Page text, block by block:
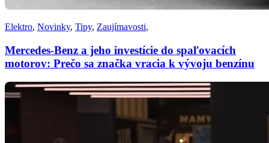
Elektro, Novinky, Tipy, Zaujímavosti,
Mercedes-Benz a jeho investície do spaľovacích
motorov: Prečo sa značka vracia k vývoju benzínu